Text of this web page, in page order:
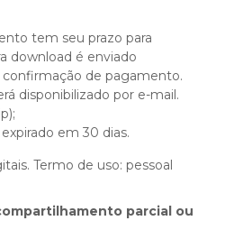
tem seu prazo para
download é enviado
de pagamento.
disponibilizado por e-mail.
em 30 dias.
Termo de uso: pessoal
parcial ou